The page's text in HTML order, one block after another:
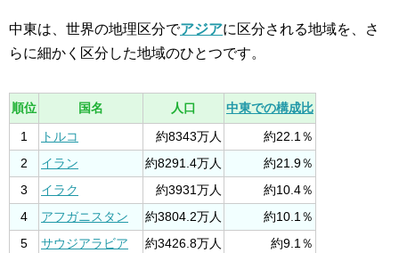
中東は、世界の地理区分でアジアに区分される地域を、さ
らに細かく区分した地域のひとつです。
順位 国名 人口
中東での構成比
1
トルコ 約8343万人
約22.1％
2
イラン 約8291.4万人
約21.9％
3
イラク 約3931万人
約10.4％
4
アフガニスタン 約3804.2万人
約10.1％
5
サウジアラビア 約3426.8万人
約9.1％